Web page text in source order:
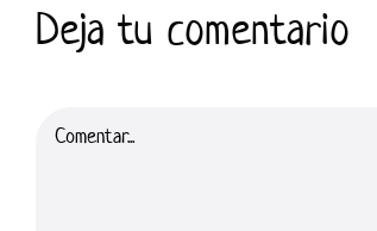
Deja tu comentario
Comentar